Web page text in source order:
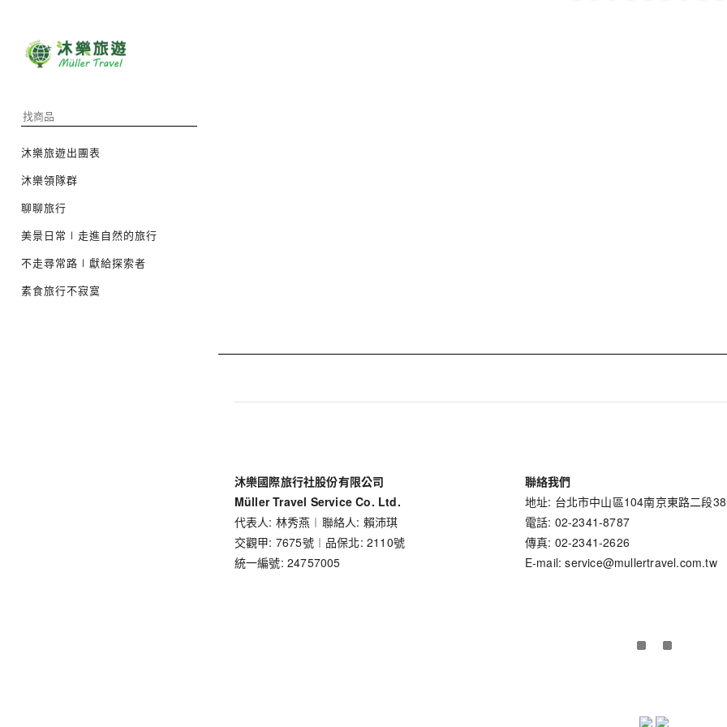
沐樂旅遊出團表
沐樂領隊群
聊聊旅行
美景日常∣走進自然的旅行
不走尋常路∣獻給探索者
素食旅行不寂寞
沐樂國際旅行社股份有限公司
Müller Travel Service Co. Ltd.
代表人: 林秀燕︱聯絡人: 賴沛琪
交觀甲: 7675號︱品保北: 2110號
統一編號: 24757005
聯絡我們
地址: 台北市中山區104南京東路二段
電話: 02-2341-8787
傳真: 02-2341-2626
E-mail: service@mullertravel.com.tw